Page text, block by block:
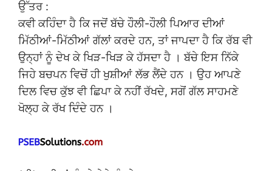
ਉੱਤਰ :
ਕਵੀ ਕਹਿੰਦਾ ਹੈ ਕਿ ਜਦੋਂ ਬੱਚੇ ਹੌਲੀ-ਹੌਲੀ ਪਿਆਰ ਦੀਆਂ
ਮਿੱਠੀਆਂ-ਮਿੱਠੀਆਂ ਗੱਲਾਂ ਕਰਦੇ ਹਨ, ਤਾਂ ਜਾਪਦਾ ਹੈ ਕਿ ਰੱਬ ਵੀ
ਉਨ੍ਹਾਂ ਨੂੰ ਦੇਖ ਕੇ ਖਿੜ-ਖਿੜ ਕੇ ਹੱਸਦਾ ਹੈ । ਬੱਚੇ ਇਸ ਨਿੱਕੇ
ਜਿਹੇ ਬਚਪਨ ਵਿਚੋਂ ਹੀ ਖੁਸ਼ੀਆਂ ਲੱਭ ਲੈਂਦੇ ਹਨ । ਉਹ ਆਪਣੇ
ਦਿਲ ਵਿਚ ਕੁੱਝ ਵੀ ਛਿਪਾ ਕੇ ਨਹੀਂ ਰੱਖਦੇ, ਸਗੋਂ ਗੱਲ ਸਾਹਮਣੇ
ਖੋਲ੍ਹ ਕੇ ਰੱਖ ਦਿੰਦੇ ਹਨ ।